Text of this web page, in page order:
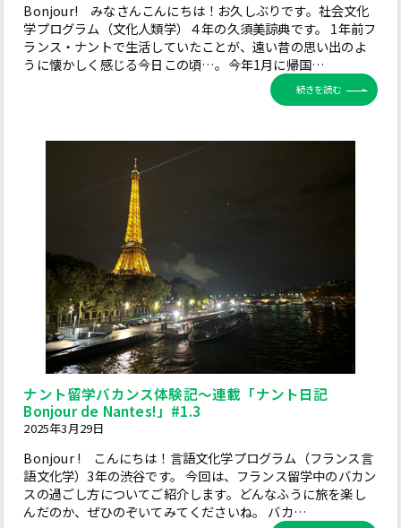
Bonjour! みなさんこんにちは！お久しぶりです。社会文化
学プログラム（文化人類学）４年の久須美諒典です。 1年前フ
ランス・ナントで生活していたことが、遠い昔の思い出のよ
うに懐かしく感じる今日この頃…。今年1月に帰国…
続きを読む
ナント留学バカンス体験記～連載「ナント日記
Bonjour de Nantes!」#1.3
2025年3月29日
Bonjour ! こんにちは！言語文化学プログラム（フランス言
語文化学）3年の渋谷です。 今回は、フランス留学中のバカン
スの過ごし方についてご紹介します。どんなふうに旅を楽し
んだのか、ぜひのぞいてみてくださいね。 バカ…